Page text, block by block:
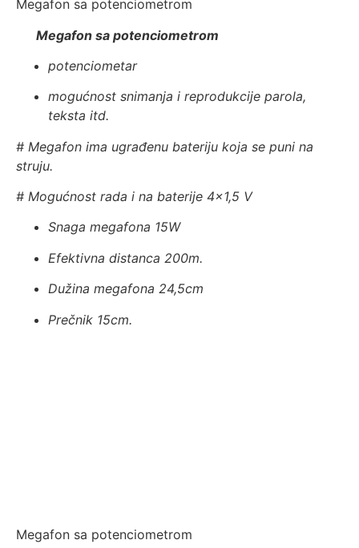
Megafon sa potenciometrom
Megafon sa potenciometrom
potenciometar
mogućnost snimanja i reprodukcije parola,
teksta itd.
# Megafon ima ugrađenu bateriju koja se puni na
struju.
# Mogućnost rada i na baterije 4×1,5 V
Snaga megafona 15W
Efektivna distanca 200m.
Dužina megafona 24,5cm
Prečnik 15cm.
Megafon sa potenciometrom